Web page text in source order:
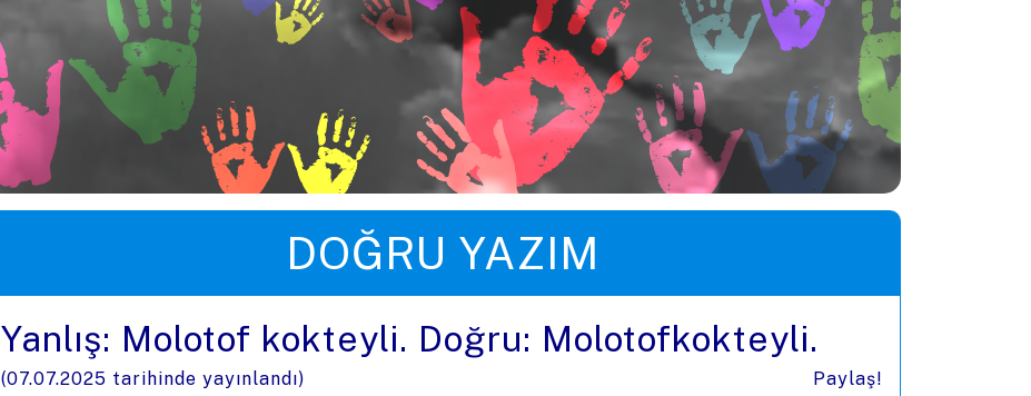
DOĞRU YAZIM
Yanlış: Molotof kokteyli. Doğru: Molotofkokteyli.
(07.07.2025 tarihinde yayınlandı) Paylaş!